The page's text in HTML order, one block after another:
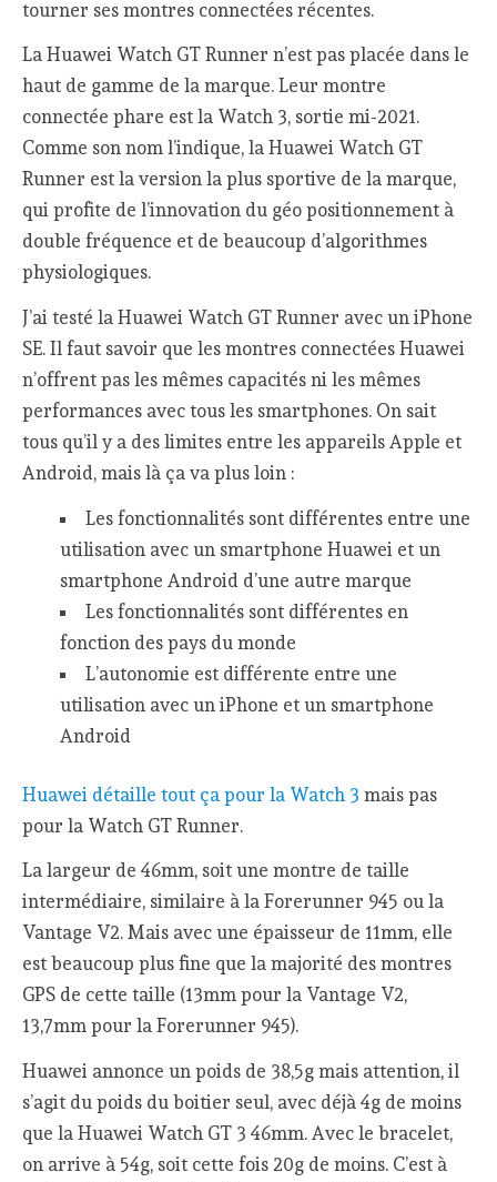
tourner ses montres connectées récentes.
La Huawei Watch GT Runner n’est pas placée dans le
haut de gamme de la marque. Leur montre
connectée phare est la Watch 3, sortie mi-2021.
Comme son nom l’indique, la Huawei Watch GT
Runner est la version la plus sportive de la marque,
qui profite de l’innovation du géo positionnement à
double fréquence et de beaucoup d’algorithmes
physiologiques.
J’ai testé la Huawei Watch GT Runner avec un iPhone
SE. Il faut savoir que les montres connectées Huawei
n’offrent pas les mêmes capacités ni les mêmes
performances avec tous les smartphones. On sait
tous qu’il y a des limites entre les appareils Apple et
Android, mais là ça va plus loin :
Les fonctionnalités sont différentes entre une
utilisation avec un smartphone Huawei et un
smartphone Android d’une autre marque
Les fonctionnalités sont différentes en
fonction des pays du monde
L’autonomie est différente entre une
utilisation avec un iPhone et un smartphone
Android
Huawei détaille tout ça pour la Watch 3 mais pas
pour la Watch GT Runner.
La largeur de 46mm, soit une montre de taille
intermédiaire, similaire à la Forerunner 945 ou la
Vantage V2. Mais avec une épaisseur de 11mm, elle
est beaucoup plus fine que la majorité des montres
GPS de cette taille (13mm pour la Vantage V2,
13,7mm pour la Forerunner 945).
Huawei annonce un poids de 38,5g mais attention, il
s’agit du poids du boitier seul, avec déjà 4g de moins
que la Huawei Watch GT 3 46mm. Avec le bracelet,
on arrive à 54g, soit cette fois 20g de moins. C’est à